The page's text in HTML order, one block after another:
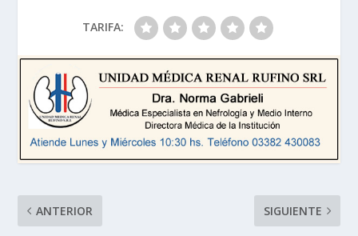
TARIFA:
ANTERIOR SIGUIENTE